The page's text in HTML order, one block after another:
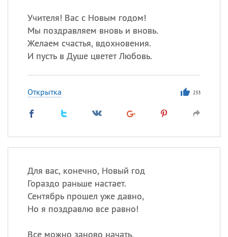
Учителя! Вас с Новым годом!
Мы поздравляем вновь и вновь.
Желаем счастья, вдохновения.
И пусть в Душе цветет Любовь.
Открытка 233
Для вас, конечно, Новый год
Гораздо раньше настает.
Сентябрь прошел уже давно,
Но я поздравлю все равно!
Все можно заново начать,